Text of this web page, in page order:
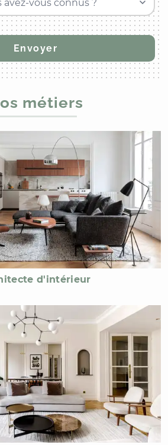
vous connus ?
métiers
d'intérieur